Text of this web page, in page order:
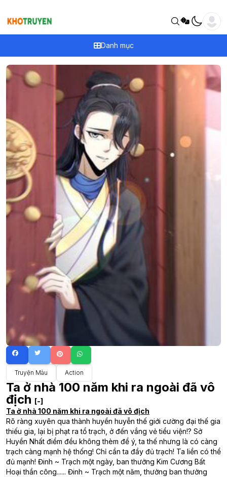
Danh mục
Truyện Màu Action
Ta ở nhà 100 năm khi ra ngoài đã vô
địch [-]
Ta ở nhà 100 năm khi ra ngoài đã vô địch
Rõ ràng xuyên qua thành huyền huyễn thế giới cường đại thế gia
thiếu gia, lại bị phạt ra tổ trạch, ở đến vắng vẻ tiểu viện!? Sở
Huyền Nhất điểm đều không thèm để ý, ta thế nhưng là có càng
trạch càng mạnh hệ thống! Chỉ cần ta đầy đủ trạch! Ta liền có thể
đủ mạnh! Đinh ~ Trạch một ngày, ban thưởng Kim Cương Bất
Hoại thần công...... Đinh ~ Trạch một năm, thưởng ban thưởng